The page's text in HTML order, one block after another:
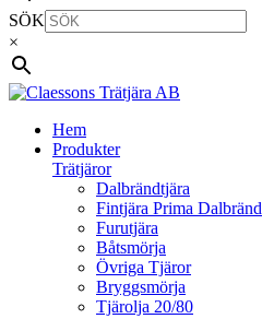
SÖK
×
Hem
Produkter
Trätjäror
Dalbrändtjära
Fintjära Prima Dalbränd
Furutjära
Båtsmörja
Övriga Tjäror
Bryggsmörja
Tjärolja 20/80